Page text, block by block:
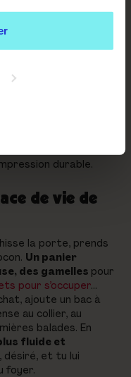
AVEC TON
ton nouvel ami à
durable.
de vie de
la porte, prends
Un panier
des gamelles pour
pour s’occuper…
ajoute un bac à
au collier, au
balades. En
fluide et
désiré, et tu lui
foyer.